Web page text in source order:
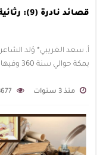
قصائد نادرة (9): رثائية أبي الحسن التهامي لابنه
أ. سعد الغريبي* وُلد
بمكة
منذ 3 سنوات